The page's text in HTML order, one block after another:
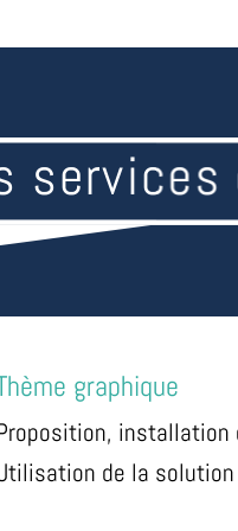
graphique
installation
de la solution